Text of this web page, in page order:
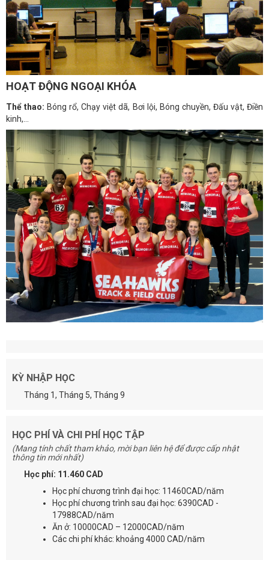
HOẠT ĐỘNG NGOẠI KHÓA
Thể thao: Bóng rổ, Chạy việt dã, Bơi lội, Bóng chuyền, Đấu vật, Điền
kinh,...
KỲ NHẬP HỌC
Tháng 1, Tháng 5, Tháng 9
HỌC PHÍ VÀ CHI PHÍ HỌC TẬP
(Mang tính chất tham khảo, mời bạn liên hệ để được cấp nhật
thông tin mới nhất)
Học phí: 11.460 CAD
Học phí chương trình đại học: 11460CAD/năm
Học phí chương trình sau đại học: 6390CAD -
17988CAD/năm
Ăn ở: 10000CAD – 12000CAD/năm
Các chi phí khác: khoảng 4000 CAD/năm